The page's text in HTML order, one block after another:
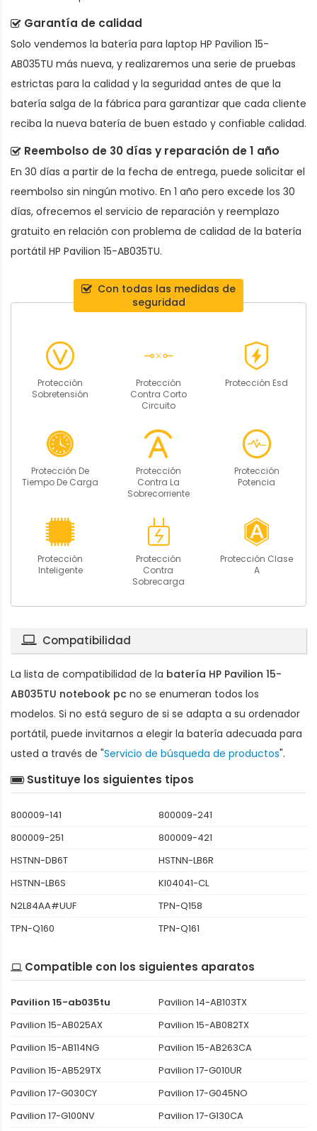
Garantía de calidad
Solo vendemos la batería para laptop HP Pavilion 15-
AB035TU más nueva, y realizaremos una serie de pruebas
estrictas para la calidad y la seguridad antes de que la
batería salga de la fábrica para garantizar que cada cliente
reciba la nueva batería de buen estado y confiable calidad.
Reembolso de 30 días y reparación de 1 año
En 30 días a partir de la fecha de entrega, puede solicitar el
reembolso sin ningún motivo. En 1 año pero excede los 30
días, ofrecemos el servicio de reparación y reemplazo
gratuito en relación con problema de calidad de la batería
portátil HP Pavilion 15-AB035TU.
Con todas las medidas de
seguridad
Protección
Sobretensión
Protección
Contra Corto
Circuito
Protección Esd
Protección De
Tiempo De Carga
Protección
Contra La
Sobrecorriente
Protección
Potencia
Protección
Inteligente
Protección
Contra
Sobrecarga
Protección Clase
A
Compatibilidad
La lista de compatibilidad de la batería HP Pavilion 15-
AB035TU notebook pc no se enumeran todos los
modelos. Si no está seguro de si se adapta a su ordenador
portátil, puede invitarnos a elegir la batería adecuada para
usted a través de "Servicio de búsqueda de productos".
Sustituye los siguientes tipos
800009-141
800009-241
800009-251
800009-421
HSTNN-DB6T
HSTNN-LB6R
HSTNN-LB6S
KI04041-CL
N2L84AA#UUF
TPN-Q158
TPN-Q160
TPN-Q161
Compatible con los siguientes aparatos
Pavilion 15-ab035tu
Pavilion 14-AB103TX
Pavilion 15-AB025AX
Pavilion 15-AB082TX
Pavilion 15-AB114NG
Pavilion 15-AB263CA
Pavilion 15-AB529TX
Pavilion 17-G010UR
Pavilion 17-G030CY
Pavilion 17-G045NO
Pavilion 17-G100NV
Pavilion 17-G130CA